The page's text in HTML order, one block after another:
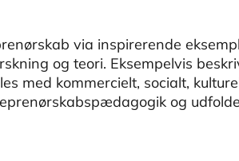
via inspirerende
og teori. Eksempelvis
med kommercielt, socialt,
og